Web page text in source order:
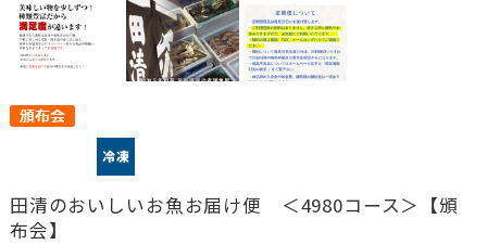
田清のおいしいお魚お届け便 ＜4980コース＞【頒
布会】